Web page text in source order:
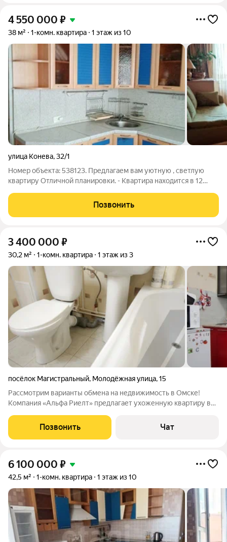
4 550 000 ₽
38 м² 1-комн. квартира 1 этаж из 10
улица Конева,32/1
Номер объекта: 538123. Предлагаем вам уютную , светлую
квартиру Отличной планировки. - Квартира находится в 12
металлическая дверь, домофон. - В квартире имеется
кладовая, можно использовать как
Позвонить
3 400 000 ₽
30,2 м² 1-комн. квартира 1 этаж из 3
посёлок Магистральный, Молодёжная улица,15
Рассмотрим варианты обмена на недвижимость в Омске!
Компания «Альфа Риелт» предлагает ухоженную квартиру в
комнатная квартира 30,2 кв.м. на первом этаже в панельном
доме. Квартира не угловая,
Позвонить Чат
6 100 000 ₽
42,5 м² 1-комн. квартира 1 этаж из 10